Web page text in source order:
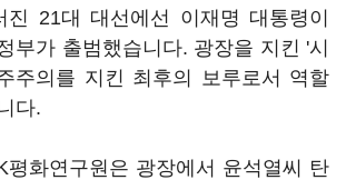
21대 대선에선 이재명 대통령이
부가 출범했습니다. 광장을 지킨 '시
주의를 지킨 최후의 보루로서 역할
다.
평화연구원은 광장에서 윤석열씨 탄